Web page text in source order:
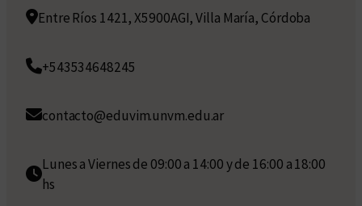
Entre Ríos 1421, X5900AGI, Villa María, Córdoba
+543534648245
contacto@eduvim.unvm.edu.ar
Lunes a Viernes de 09:00 a 14:00 y de 16:00 a 18:00
hs